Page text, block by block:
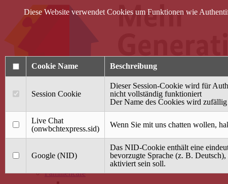
Anmelden
Startseite
Treffpunkt Jung & Alt
40 Jahre Mütterzentrum
Familiencafé
Diese Website verwendet Cookies um Funktionen wie
Cookie Name Beschreibung
Session Cookie
Dieser Session-Cookie wird für
nicht vollständig funktioniert
Der Name des Cookies wird
Live Chat
(onwbchtexpress.sid)
Wenn Sie mit uns chatten wollen,
Google (NID)
Das NID-Cookie enthält eine
bevorzugte Sprache (z. B.
aktiviert sein soll.